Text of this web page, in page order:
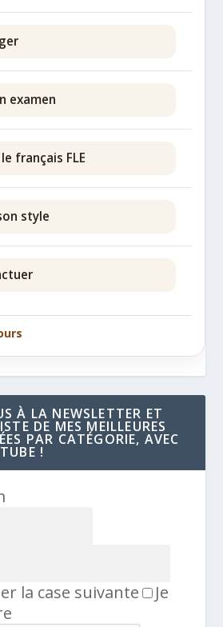
examen
français FLE
style
À LA NEWSLETTER ET
DE MES MEILLEURES
PAR CATÉGORIE, AVEC
!
la case suivante
Je